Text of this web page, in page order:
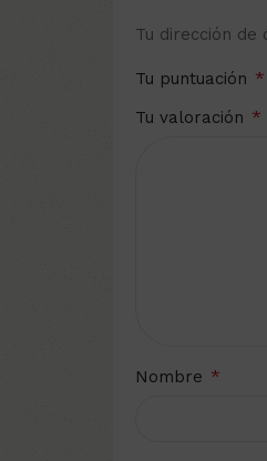
Tu dirección de
Tu puntuación *
Tu valoración *
Nombre *